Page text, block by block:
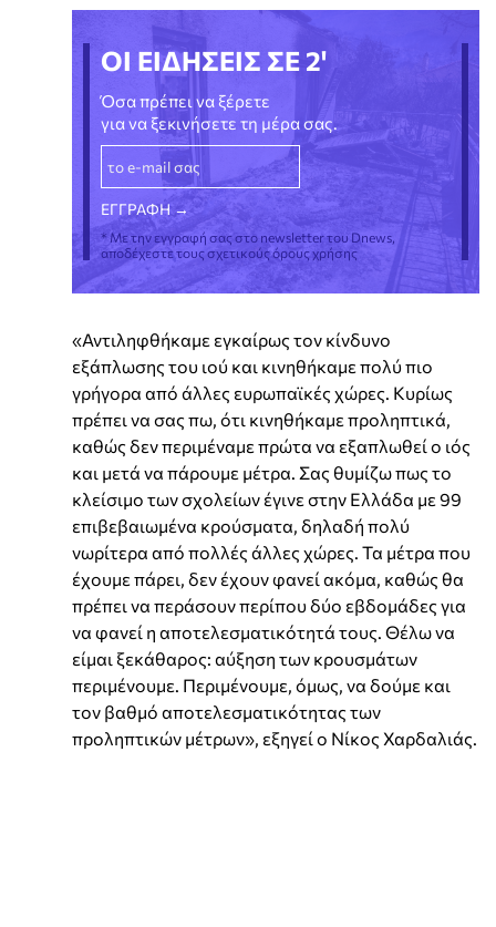
ΟΙ ΕΙΔΗΣΕΙΣ ΣΕ 2'
Όσα πρέπει να ξέρετε
για να ξεκινήσετε τη μέρα σας.
* Με την εγγραφή σας στο newsletter του Dnews,
αποδέχεστε τους σχετικούς όρους χρήσης
«Αντιληφθήκαμε εγκαίρως τον κίνδυνο
εξάπλωσης του ιού και κινηθήκαμε πολύ πιο
γρήγορα από άλλες ευρωπαϊκές χώρες. Κυρίως
πρέπει να σας πω, ότι κινηθήκαμε προληπτικά,
καθώς δεν περιμέναμε πρώτα να εξαπλωθεί ο ιός
και μετά να πάρουμε μέτρα. Σας θυμίζω πως το
κλείσιμο των σχολείων έγινε στην Ελλάδα με 99
επιβεβαιωμένα κρούσματα, δηλαδή πολύ
νωρίτερα από πολλές άλλες χώρες. Τα μέτρα που
έχουμε πάρει, δεν έχουν φανεί ακόμα, καθώς θα
πρέπει να περάσουν περίπου δύο εβδομάδες για
να φανεί η αποτελεσματικότητά τους. Θέλω να
είμαι ξεκάθαρος: αύξηση των κρουσμάτων
περιμένουμε. Περιμένουμε, όμως, να δούμε και
τον βαθμό αποτελεσματικότητας των
προληπτικών μέτρων», εξηγεί ο Νίκος Χαρδαλιάς.